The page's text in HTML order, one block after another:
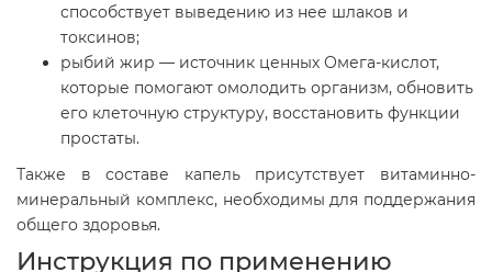
способствует выведению из нее шлаков и
токсинов;
рыбий жир — источник ценных Омега-кислот,
которые помогают омолодить организм, обновить
его клеточную структуру, восстановить функции
простаты.
Также в составе капель присутствует витаминно-
минеральный комплекс, необходимы для поддержания
общего здоровья.
Инструкция по применению